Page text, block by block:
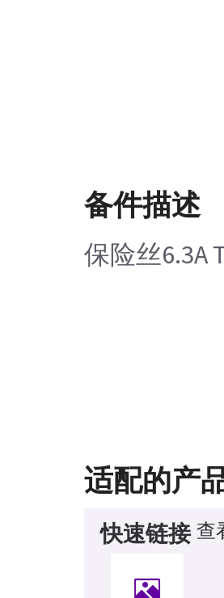
备件描述
保险丝6.3A
适配的产
快速链接 查